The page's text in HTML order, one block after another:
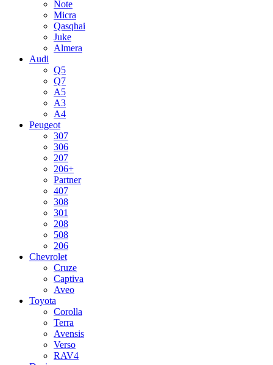
Note
Micra
Qasqhai
Juke
Almera
Audi
Q5
Q7
A5
A3
A4
Peugeot
307
306
207
206+
Partner
407
308
301
208
508
206
Chevrolet
Cruze
Captiva
Aveo
Toyota
Corolla
Terra
Avensis
Verso
RAV4